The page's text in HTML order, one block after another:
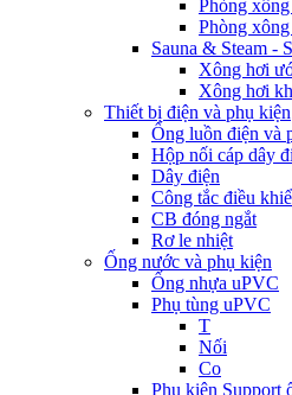
Phòng
Phòng
Sauna & Steam -
Xông hơi
Xông hơi
Thiết bị điện và phụ kiện
Ống luồn điện và
Hộp nối cáp dây
Dây điện
Công tắc điều
CB đóng ngắt
Rơ le nhiệt
Ống nước và phụ kiện
Ống nhựa uPVC
Phụ tùng uPVC
T
Nối
Co
Phụ kiện Support